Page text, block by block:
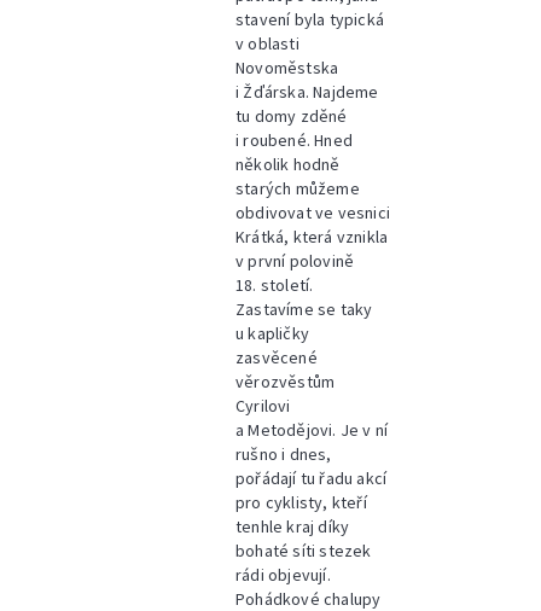
stavení byla typická
v oblasti
Novoměstska
i Žďárska. Najdeme
tu domy zděné
i roubené. Hned
několik hodně
starých můžeme
obdivovat ve vesnici
Krátká, která vznikla
v první polovině
18. století.
Zastavíme se taky
u kapličky
zasvěcené
věrozvěstům
Cyrilovi
a Metodějovi. Je v ní
rušno i dnes,
pořádají tu řadu akcí
pro cyklisty, kteří
tenhle kraj díky
bohaté síti stezek
rádi objevují.
Pohádkové chalupy